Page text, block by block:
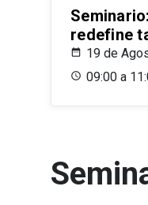
redefine
19 de
09:00 a